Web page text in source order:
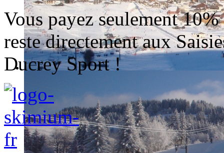
Vous payez seulement
reste directement aux
Ducrey Sport !